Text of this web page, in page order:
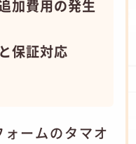
加費用の発生
保証対応
ームのタマオ